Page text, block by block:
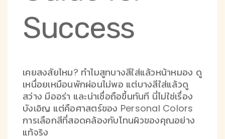
Success
เคยสงสัยไหม? ทำไมสูทบางสีใส่แล้วหน้าหมอง ดู
เหนื่อยเหมือนพักผ่อนไม่พอ แต่บางสีใส่แล้วดู
สว่าง มีออร่า และน่าเชื่อถือขึ้นทันที นี่ไม่ใช่เรื่อง
บังเอิญ แต่คือศาสตร์ของ Personal Colors
การเลือกสีที่สอดคล้องกับโทนผิวของคุณอย่าง
แท้จริง